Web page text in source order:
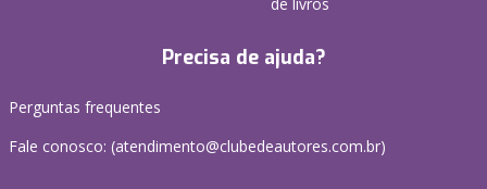
de livros
Precisa de ajuda?
Perguntas frequentes
Fale conosco: (atendimento@clubedeautores.com.br)